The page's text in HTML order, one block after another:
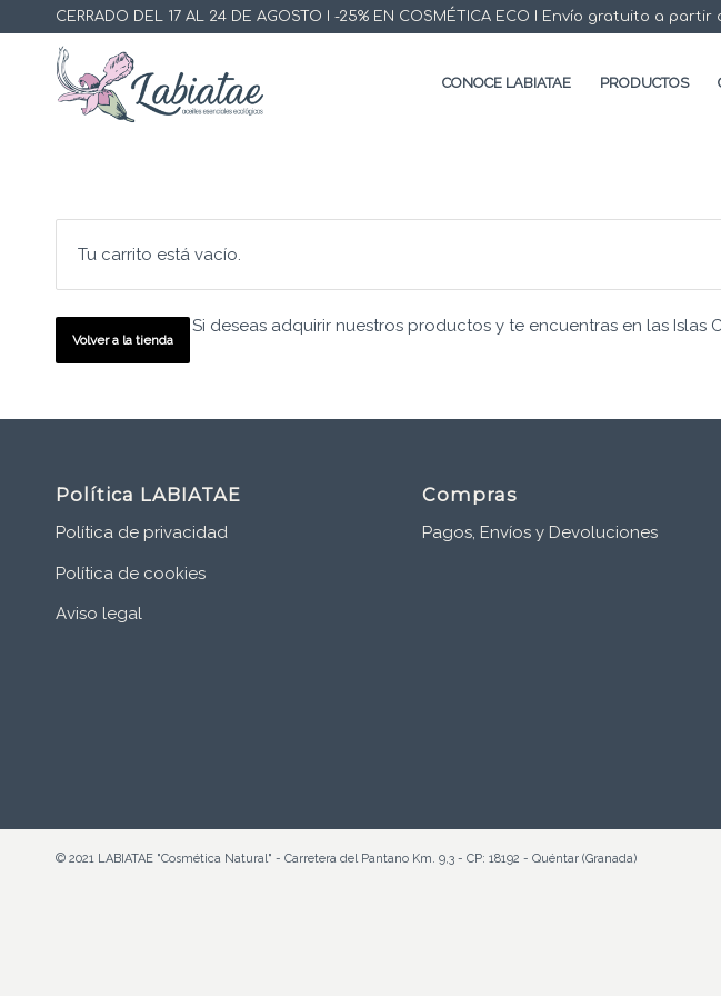
CERRADO DEL 17 AL 24 DE AGOSTO I -25% EN COSMÉTICA ECO I Envío gratuito a
CONOCE LABIATAE PRODUCTOS
Tu carrito está vacío.
Volver a la tienda
Si deseas adquirir nuestros productos y te encuentras en las Islas
Política LABIATAE
Política de privacidad
Política de cookies
Aviso legal
Compras
Pagos, Envíos y Devoluciones
© 2021 LABIATAE "Cosmética Natural" - Carretera del Pantano Km. 9,3 - CP: 18192 - Quéntar (Granada)